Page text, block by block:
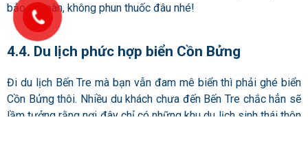
bảo an toàn, không phun thuốc đâu nhé!
4.4. Du lịch phức hợp biển Cồn Bửng
Đi du lịch Bến Tre mà bạn vẫn đam mê biển thì phải ghé biển
Cồn Bửng thôi. Nhiều du khách chưa đến Bến Tre chắc hẳn sẽ
lầm tưởng rằng nơi đây chỉ có những khu du lịch sinh thái thôn